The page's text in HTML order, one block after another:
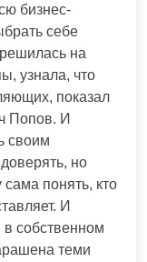
бизнес-
себе
на
узнала, что
показал
Попов. И
своим
но
понять, кто
И
в собственном
теми